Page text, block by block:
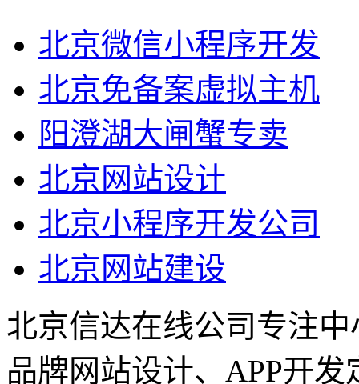
北京微信小程序开发
北京免备案虚拟主机
阳澄湖大闸蟹专卖
北京网站设计
北京小程序开发公司
北京网站建设
北京信达在线公司专注
品牌网站设计、APP开